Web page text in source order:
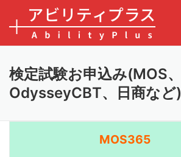
コンテンツへスキップ
検定試験お申込み(MOS、
OdysseyCBT、日商など)
MOS365